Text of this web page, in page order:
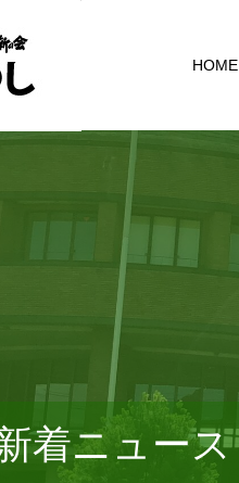
HOME
着ニュース